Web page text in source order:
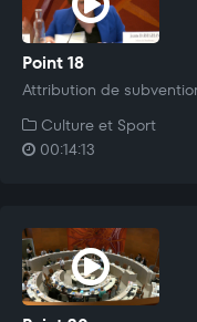
Point 18
Attribution de
Culture et Sport
00:14:13